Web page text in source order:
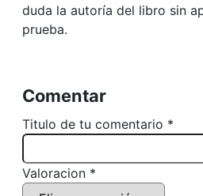
duda la autoría del libro sin
prueba.
Comentar
Titulo de tu comentario *
Valoracion *